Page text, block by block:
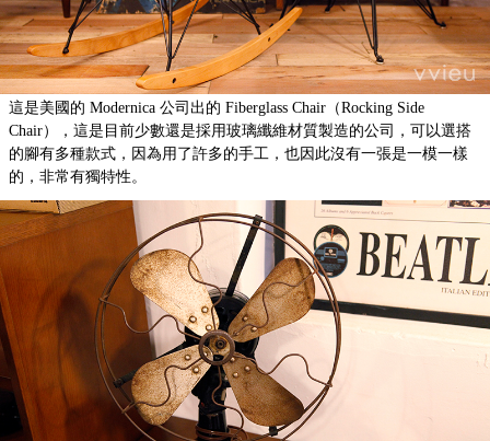
這是美國的 Modernica 公司出的 Fiberglass Chair（Rocking Side
Chair），這是目前少數還是採用玻璃纖維材質製造的公司，可以選搭
的腳有多種款式，因為用了許多的手工，也因此沒有一張是一模一樣
的，非常有獨特性。